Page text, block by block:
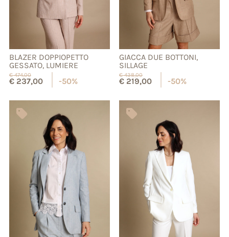
BLAZER DOPPIOPETTO
GESSATO, LUMIERE
€474,00
€237,00 -50%
GIACCA DUE BOTTONI,
SILLAGE
€438,00
€219,00 -50%